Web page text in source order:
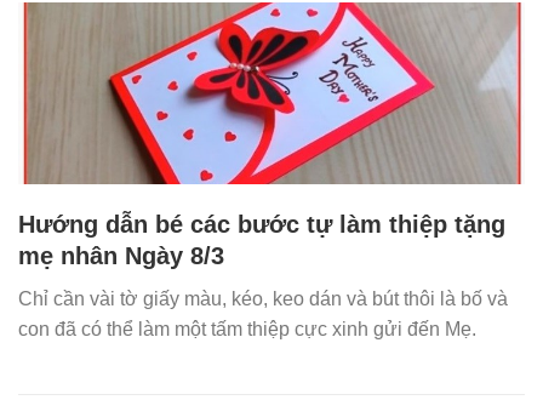
Hướng dẫn bé các bước tự làm thiệp tặng
mẹ nhân Ngày 8/3
Chỉ cần vài tờ giấy màu, kéo, keo dán và bút thôi là bố và
con đã có thể làm một tấm thiệp cực xinh gửi đến Mẹ.